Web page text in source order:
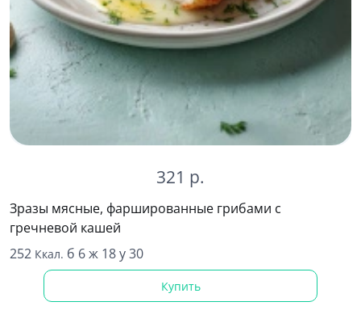
321 р.
Зразы мясные, фаршированные грибами с
гречневой кашей
252 Ккал. б 6 ж 18 у 30
Купить